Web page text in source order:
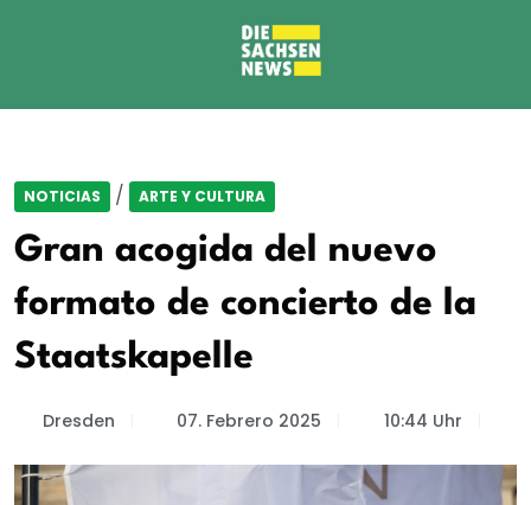
NOTICIAS / ARTE Y CULTURA
Gran acogida del nuevo
formato de concierto de la
Staatskapelle
Dresden 07. Febrero 2025 10:44 Uhr